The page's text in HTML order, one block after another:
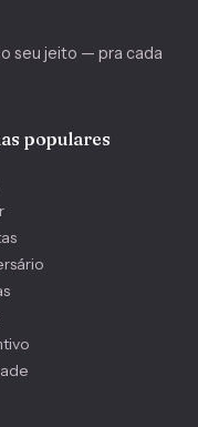
seu jeito — pra cada
populares